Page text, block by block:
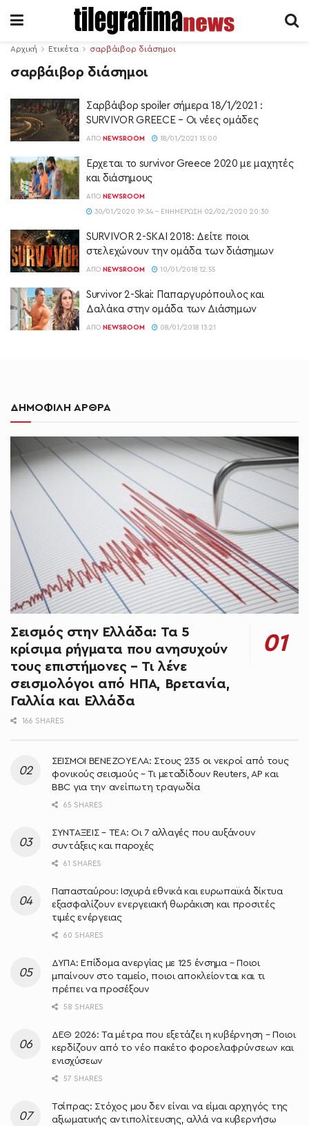
Αρχική Ετικέτα σαρβάιβορ διάσημοι
σαρβάιβορ διάσημοι
Σαρβάιβορ spoiler σήμερα 18/1/2021 :
SURVIVOR GREECE – Οι νέες ομάδες
ΑΠΌ NEWSROOM 18/01/2021 15:00
Ερχεται το survivor Greece 2020 με μαχητές
και διάσημους
ΑΠΌ NEWSROOM
30/01/2020 19:34 - ΕΝΗΜΈΡΩΣΗ 02/02/2020 20:30
SURVIVOR 2-SKAI 2018: Δείτε ποιοι
στελεχώνουν την ομάδα των διάσημων
ΑΠΌ NEWSROOM 10/01/2018 12:55
Survivor 2-Skai: Παπαργυρόπουλος και
Δαλάκα στην ομάδα των Διάσημων
ΑΠΌ NEWSROOM 08/01/2018 13:21
ΔΗΜΟΦΙΛΗ ΑΡΘΡΑ
Σεισμός στην Ελλάδα: Τα 5
κρίσιμα ρήγματα που ανησυχούν
τους επιστήμονες – Τι λένε
σεισμολόγοι από ΗΠΑ, Βρετανία,
Γαλλία και Ελλάδα
166 SHARES
ΣΕΙΣΜΟΙ ΒΕΝΕΖΟΥΕΛΑ: Στους 235 οι νεκροί από τους
φονικούς σεισμούς – Τι μεταδίδουν Reuters, AP και
BBC για την ανείπωτη τραγωδία
65 SHARES
ΣΥΝΤΑΞΕΙΣ – ΤΕΑ: Οι 7 αλλαγές που αυξάνουν
συντάξεις και παροχές
61 SHARES
Παπασταύρου: Ισχυρά εθνικά και ευρωπαϊκά δίκτυα
εξασφαλίζουν ενεργειακή θωράκιση και προσιτές
τιμές ενέργειας
60 SHARES
ΔΥΠΑ: Επίδομα ανεργίας με 125 ένσημα – Ποιοι
μπαίνουν στο ταμείο, ποιοι αποκλείονται και τι
πρέπει να προσέξουν
58 SHARES
ΔΕΘ 2026: Τα μέτρα που εξετάζει η κυβέρνηση – Ποιοι
κερδίζουν από το νέο πακέτο φοροελαφρύνσεων και
ενισχύσεων
57 SHARES
Τσίπρας: Στόχος μου δεν είναι να είμαι αρχηγός της
αξιωματικής αντιπολίτευσης, αλλά να κυβερνήσω